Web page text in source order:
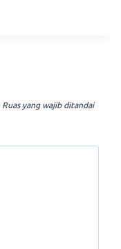
Ruas yang wajib ditandai